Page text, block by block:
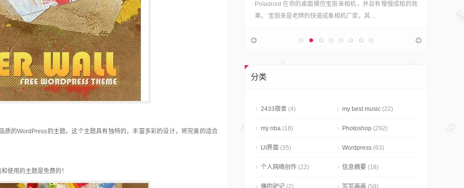
的WordPress的主题。这个主题具有独特的，丰富多彩的设计，将完美的适合
和使用的主题是免费的！
广泛的应该就是
所有的专…
国外LOMO风格动作15套(100多种)
Photoshop 17年前
看过Island的女孩子的摄影作品是不是很想有自己的Lomo风
的相片呢！ JC马上为你奉上超值LOMO风…
Poladroid 在你的桌面模仿宝丽来相机，并且有慢慢成相的效
果。 宝丽来是老牌的快速成象相机厂家，其…
分类
2433宿舍 (4) my best music (22)
my nba (18) Photoshop (292)
UI界面 (35) Wordpress (63)
个人网络创作 (22) 信息摘要 (18)
偶的驴记 (2) 写写画画 (58)